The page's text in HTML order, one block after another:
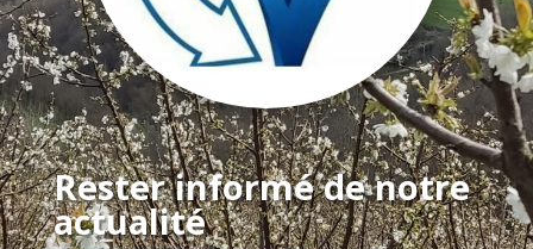
Rester informé de notre
actualité